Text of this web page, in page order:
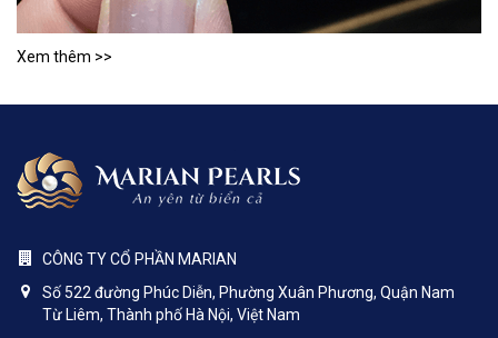
Xem thêm >>
CÔNG TY CỔ PHẦN MARIAN
Số 522 đường Phúc Diễn, Phường Xuân Phương, Quận Nam
Từ Liêm, Thành phố Hà Nội, Việt Nam